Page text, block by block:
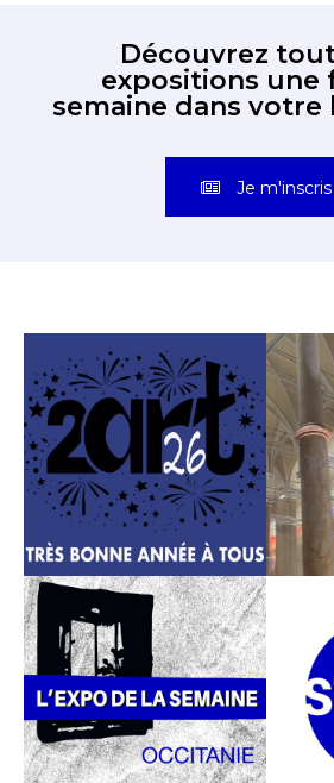
Découvrez
expositions une
semaine dans votre
Je m'inscris